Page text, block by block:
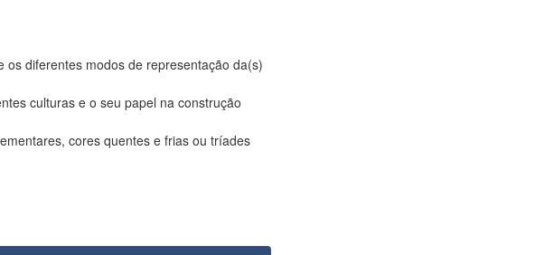
diferentes modos de representação da(s)
culturas e o seu papel na construção
cores quentes e frias ou tríades